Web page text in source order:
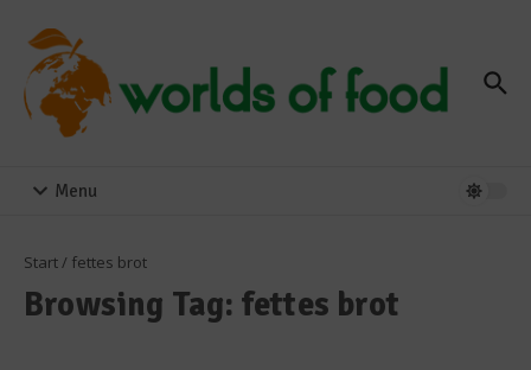
Menu
Start/ fettes brot
Browsing Tag: fettes brot